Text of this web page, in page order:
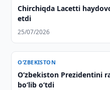
Chirchiqda Lacetti
etdi
25/07/2026
O‘ZBEKISTON
Oʻzbekiston Prezidentini
boʻlib oʻtdi